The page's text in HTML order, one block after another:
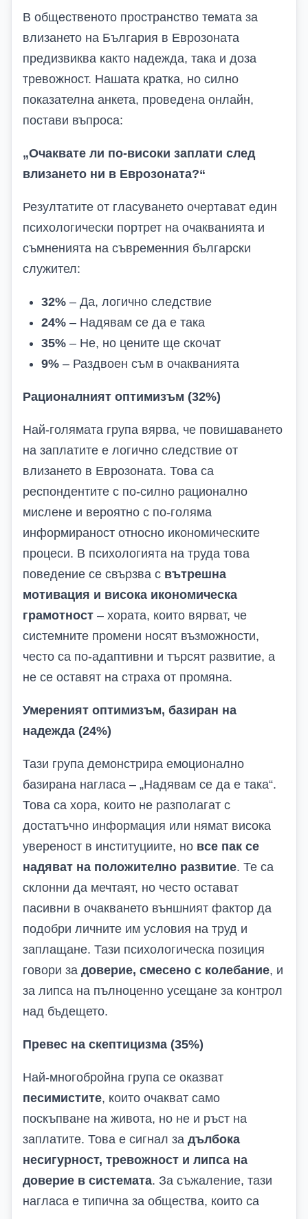
В общественото пространство темата за
влизането на България в Еврозоната
предизвиква както надежда, така и доза
тревожност. Нашата кратка, но силно
показателна анкета, проведена онлайн,
постави въпроса:
„Очаквате ли по-високи заплати след
влизането ни в Еврозоната?“
Резултатите от гласуването очертават един
психологически портрет на очакванията и
съмненията на съвременния български
служител:
32% – Да, логично следствие
24% – Надявам се да е така
35% – Не, но цените ще скочат
9% – Раздвоен съм в очакванията
Рационалният оптимизъм (32%)
Най-голямата група вярва, че повишаването
на заплатите е логично следствие от
влизането в Еврозоната. Това са
респондентите с по-силно рационално
мислене и вероятно с по-голяма
информираност относно икономическите
процеси. В психологията на труда това
поведение се свързва с вътрешна
мотивация и висока икономическа
грамотност – хората, които вярват, че
системните промени носят възможности,
често са по-адаптивни и търсят развитие, а
не се оставят на страха от промяна.
Умереният оптимизъм, базиран на
надежда (24%)
Тази група демонстрира емоционално
базирана нагласа – „Надявам се да е така“.
Това са хора, които не разполагат с
достатъчно информация или нямат висока
увереност в институциите, но все пак се
надяват на положително развитие. Те са
склонни да мечтаят, но често остават
пасивни в очакването външният фактор да
подобри личните им условия на труд и
заплащане. Тази психологическа позиция
говори за доверие, смесено с колебание, и
за липса на пълноценно усещане за контрол
над бъдещето.
Превес на скептицизма (35%)
Най-многобройна група се оказват
песимистите, които очакват само
поскъпване на живота, но не и ръст на
заплатите. Това е сигнал за дълбока
несигурност, тревожност и липса на
доверие в системата. За съжаление, тази
нагласа е типична за общества, които са